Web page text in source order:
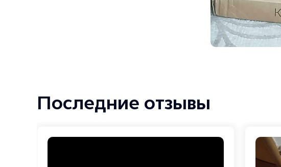
Последние отзывы